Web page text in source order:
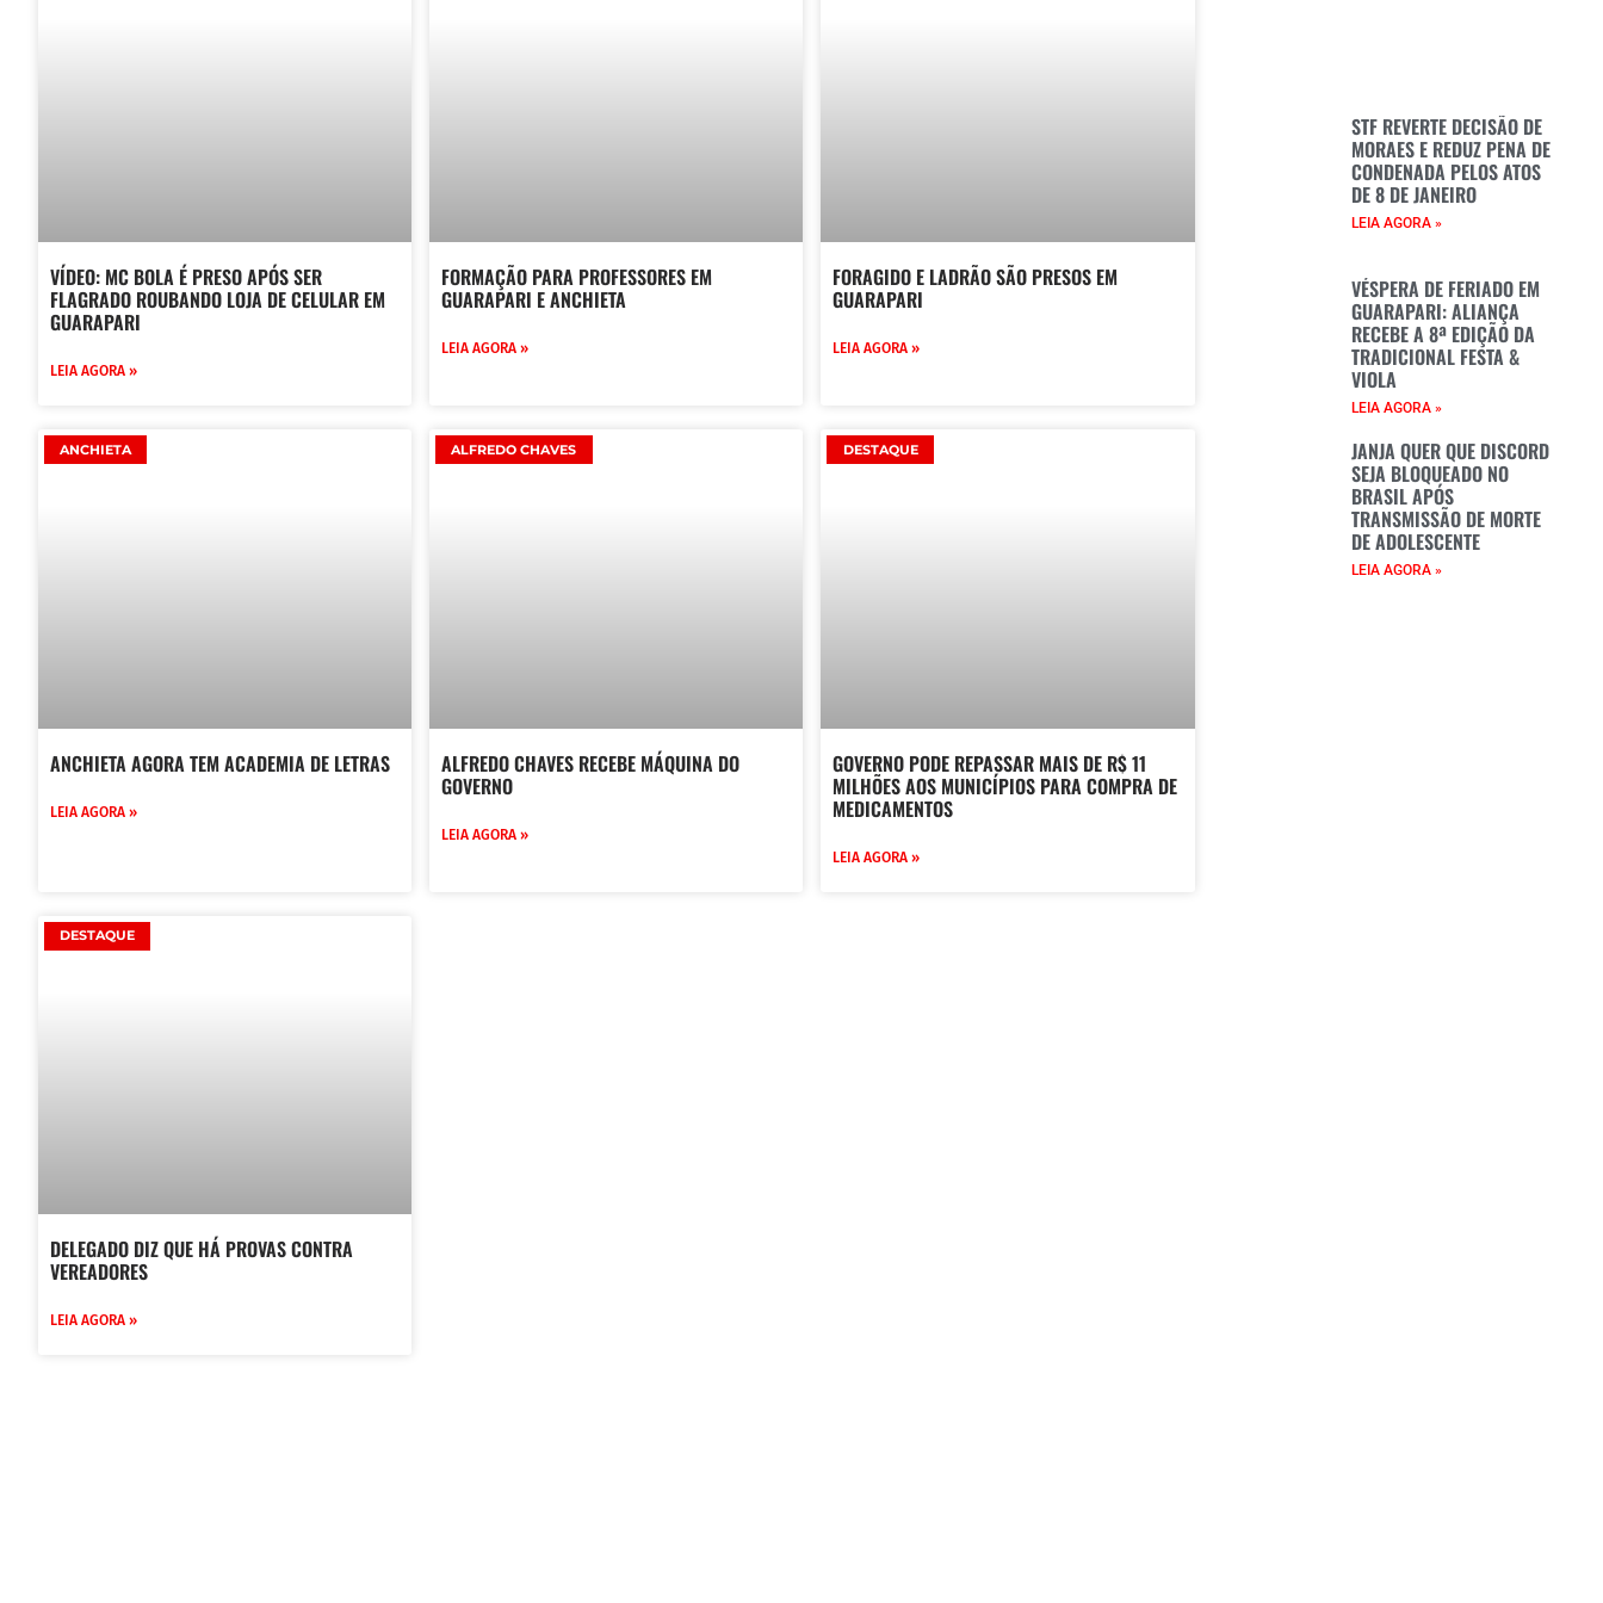
VÍDEO: MC BOLA É PRESO APÓS SER
FLAGRADO ROUBANDO LOJA DE CELULAR EM
GUARAPARI
LEIA AGORA »
FORMAÇÃO PARA PROFESSORES EM
GUARAPARI E ANCHIETA
LEIA AGORA »
FORAGIDO E LADRÃO SÃO PRESOS EM
GUARAPARI
LEIA AGORA »
ANCHIETA
ANCHIETA AGORA TEM ACADEMIA DE LETRAS
LEIA AGORA »
ALFREDO CHAVES
ALFREDO CHAVES RECEBE MÁQUINA DO
GOVERNO
LEIA AGORA »
DESTAQUE
GOVERNO PODE REPASSAR MAIS DE R$ 11
MILHÕES AOS MUNICÍPIOS PARA COMPRA DE
MEDICAMENTOS
LEIA AGORA »
DESTAQUE
DELEGADO DIZ QUE HÁ PROVAS CONTRA
VEREADORES
LEIA AGORA »
STF REVERTE DECISÃO DE
MORAES E REDUZ PENA DE
CONDENADA PELOS ATOS
DE 8 DE JANEIRO
LEIA AGORA »
VÉSPERA DE FERIADO EM
GUARAPARI: ALIANÇA
RECEBE A 8ª EDIÇÃO DA
TRADICIONAL FESTA &
VIOLA
LEIA AGORA »
JANJA QUER QUE DISCORD
SEJA BLOQUEADO NO
BRASIL APÓS
TRANSMISSÃO DE MORTE
DE ADOLESCENTE
LEIA AGORA »